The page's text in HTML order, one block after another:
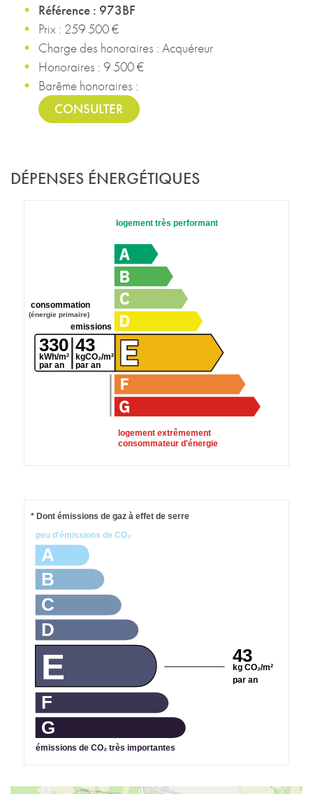
Référence : 973BF
Prix : 259 500 €
Charge des honoraires : Acquéreur
Honoraires : 9 500 €
Barême honoraires :
CONSULTER
DÉPENSES ÉNERGÉTIQUES
logement très performant
logement extrêmement
consommateur d'énergie
330
kWh/m²
par an
consommation
(énergie primaire)
43
kgCO₂/m²
par an
emissions
43
kg CO₂/m²
par an
A
B
C
D
E
F
G
émissions de CO₂ très importantes
peu d'émissions de CO₂
* Dont émissions de gaz à effet de serre